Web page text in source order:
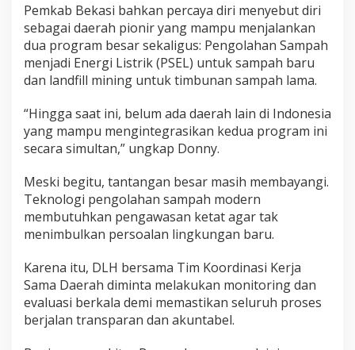
Pemkab Bekasi bahkan percaya diri menyebut diri
sebagai daerah pionir yang mampu menjalankan
dua program besar sekaligus: Pengolahan Sampah
menjadi Energi Listrik (PSEL) untuk sampah baru
dan landfill mining untuk timbunan sampah lama.
“Hingga saat ini, belum ada daerah lain di Indonesia
yang mampu mengintegrasikan kedua program ini
secara simultan,” ungkap Donny.
Meski begitu, tantangan besar masih membayangi.
Teknologi pengolahan sampah modern
membutuhkan pengawasan ketat agar tak
menimbulkan persoalan lingkungan baru.
Karena itu, DLH bersama Tim Koordinasi Kerja
Sama Daerah diminta melakukan monitoring dan
evaluasi berkala demi memastikan seluruh proses
berjalan transparan dan akuntabel.